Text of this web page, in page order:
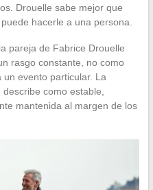
Drouelle sabe mejor que
hacerle a una persona.
pareja de Fabrice Drouelle
rasgo constante, no como
evento particular. La
como estable,
mantenida al margen de los